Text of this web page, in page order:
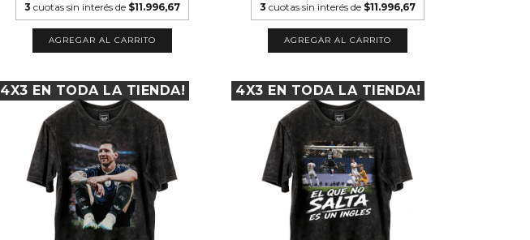
3 cuotas sin interés de $11.996,67
AGREGAR AL CARRITO
3 cuotas sin interés de $11.996,67
AGREGAR AL CARRITO
4X3 EN TODA LA TIENDA! 4X3 EN TODA LA TIENDA!